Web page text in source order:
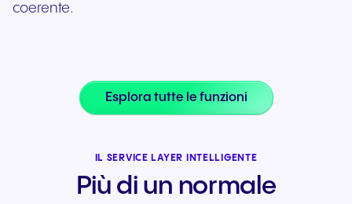
coerente.
Esplora tutte le funzioni
IL SERVICE LAYER INTELLIGENTE
Più di un normale